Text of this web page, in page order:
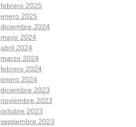
febrero 2025
enero 2025
diciembre 2024
mayo 2024
abril 2024
marzo 2024
febrero 2024
enero 2024
diciembre 2023
noviembre 2023
octubre 2023
septiembre 2023